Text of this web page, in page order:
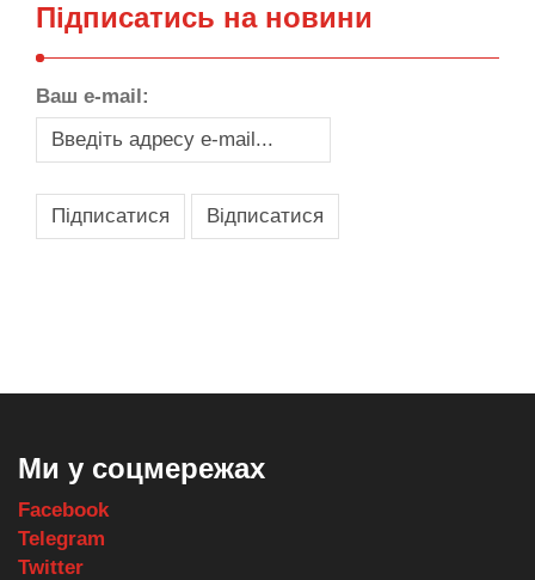
Підписатись на новини
Ваш e-mail:
Ми у соцмережах
Facebook
Telegram
Twitter